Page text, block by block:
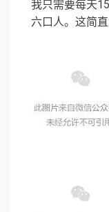
我只需要每天
六口人。这简直